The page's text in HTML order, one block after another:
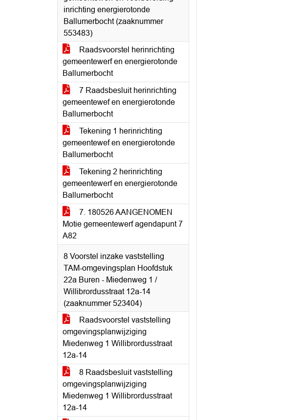
inrichting energierotonde
Ballumerbocht (zaaknummer
553483)
Raadsvoorstel herinrichting
gemeentewerf en energierotonde
Ballumerbocht
7 Raadsbesluit herinrichting
gemeentewef en energierotonde
Ballumerbocht
Tekening 1 herinrichting
gemeentewef en energierotonde
Ballumerbocht
Tekening 2 herinrichting
gemeentewerf en energierotonde
Ballumerbocht
7. 180526 AANGENOMEN
Motie gemeentewerf agendapunt 7
A82
8 Voorstel inzake vaststelling
TAM-omgevingsplan Hoofdstuk
22a Buren - Miedenweg 1 /
Willibrordusstraat 12a-14
(zaaknummer 523404)
Raadsvoorstel vaststelling
omgevingsplanwijziging
Miedenweg 1 Willibrordusstraat
12a-14
8 Raadsbesluit vaststelling
omgevingsplanwijziging
Miedenweg 1 Willibrordusstraat
12a-14